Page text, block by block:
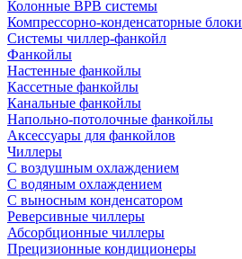
Колонные ВРВ системы
Компрессорно-конденсаторные блоки
Системы чиллер-фанкойл
Фанкойлы
Настенные фанкойлы
Кассетные фанкойлы
Канальные фанкойлы
Напольно-потолочные фанкойлы
Аксессуары для фанкойлов
Чиллеры
С воздушным охлаждением
С водяным охлаждением
С выносным конденсатором
Реверсивные чиллеры
Абсорбционные чиллеры
Прецизионные кондиционеры